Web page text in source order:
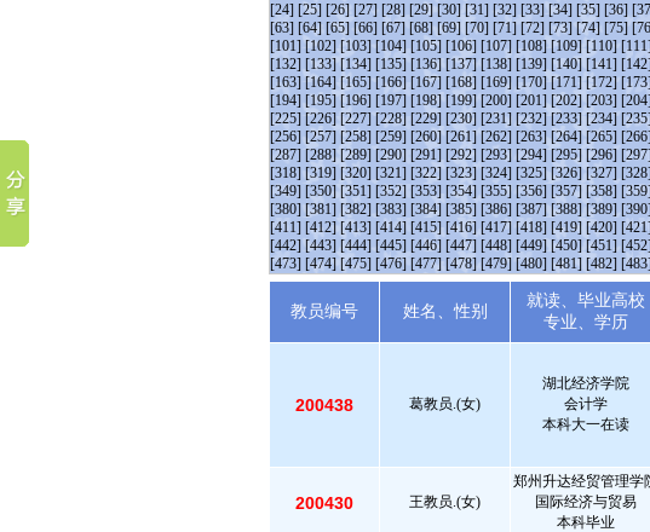
[24] [25] [26] [27] [28] [29] [30] [31] [32] [33] [34] [35] [36]
[63] [64] [65] [66] [67] [68] [69] [70] [71] [72] [73] [74] [75]
[101] [102] [103] [104] [105] [106] [107] [108] [109] [110] [111]
[132] [133] [134] [135] [136] [137] [138] [139] [140] [141] [142]
[163] [164] [165] [166] [167] [168] [169] [170] [171] [172] [173]
[194] [195] [196] [197] [198] [199] [200] [201] [202] [203] [204]
[225] [226] [227] [228] [229] [230] [231] [232] [233] [234] [235]
[256] [257] [258] [259] [260] [261] [262] [263] [264] [265] [266]
[287] [288] [289] [290] [291] [292] [293] [294] [295] [296] [297]
[318] [319] [320] [321] [322] [323] [324] [325] [326] [327] [328]
[349] [350] [351] [352] [353] [354] [355] [356] [357] [358] [359]
[380] [381] [382] [383] [384] [385] [386] [387] [388] [389] [390]
[411] [412] [413] [414] [415] [416] [417] [418] [419] [420] [421]
[442] [443] [444] [445] [446] [447] [448] [449] [450] [451] [452]
[473] [474] [475] [476] [477] [478] [479] [480] [481] [482] [483]
教员编号 姓名、性别
就读、毕业高校
专业、学历
200438 葛教员.(女)
湖北经济学院
会计学
本科大一在读
200430 王教员.(女)
郑州升达经贸管理学
国际经济与贸易
本科毕业